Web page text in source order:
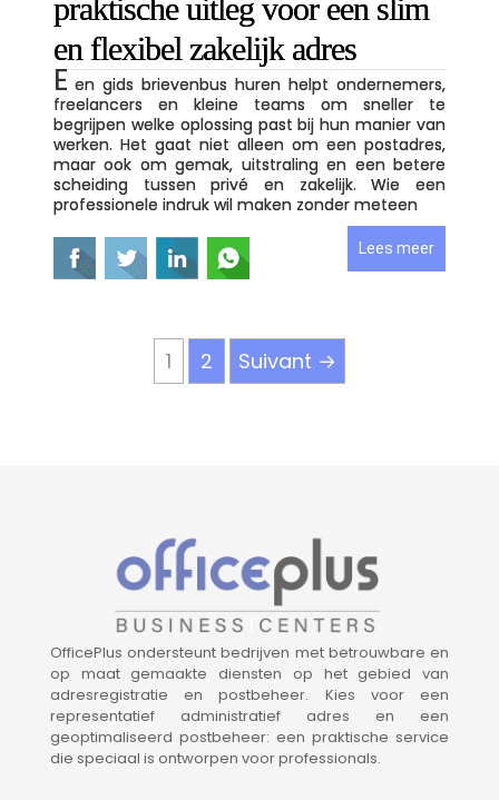
praktische uitleg voor een slim
en flexibel zakelijk adres
E en gids brievenbus huren helpt ondernemers,
freelancers en kleine teams om sneller te
begrijpen welke oplossing past bij hun manier van
werken. Het gaat niet alleen om een postadres,
maar ook om gemak, uitstraling en een betere
scheiding tussen privé en zakelijk. Wie een
professionele indruk wil maken zonder meteen
Lees meer
1 2 Suivant →
OfficePlus ondersteunt bedrijven met betrouwbare en
op maat gemaakte diensten op het gebied van
adresregistratie en postbeheer. Kies voor een
representatief administratief adres en een
geoptimaliseerd postbeheer: een praktische service
die speciaal is ontworpen voor professionals.